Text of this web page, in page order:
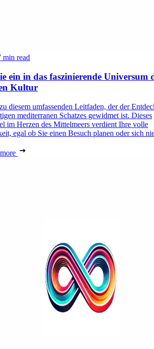
min read
ein in das faszinierende Universum
Kultur
diesem umfassenden Leitfaden, der der
mediterranen Schatzes gewidmet ist. Dieses
im Herzen des Mittelmeers verdient Ihre volle
egal ob Sie einen Besuch planen oder sich